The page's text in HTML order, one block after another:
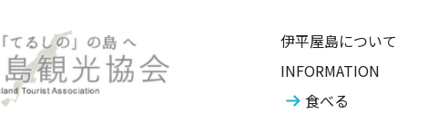
伊平屋島について
INFORMATION
食べる